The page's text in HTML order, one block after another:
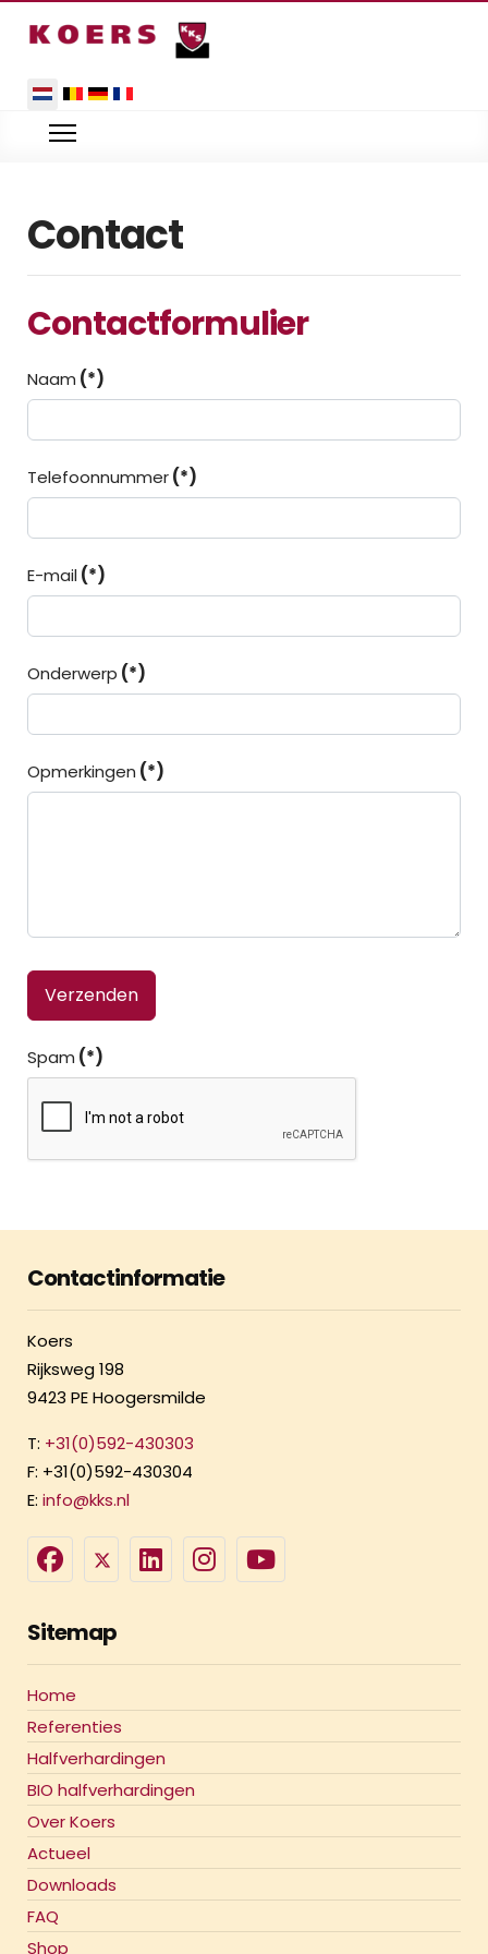
Selecteer de taal
Contact
Contactformulier
Naam (*)
Telefoonnummer(*)
E-mail(*)
Onderwerp (*)
Opmerkingen (*)
Verzenden
Spam (*)
Contactinformatie
Koers
Rijksweg 198
9423 PE Hoogersmilde
T: +31(0)592-430303
F: +31(0)592-430304
E: info@kks.nl
Sitemap
Home
Referenties
Halfverhardingen
BIO halfverhardingen
Over Koers
Actueel
Downloads
FAQ
Shop